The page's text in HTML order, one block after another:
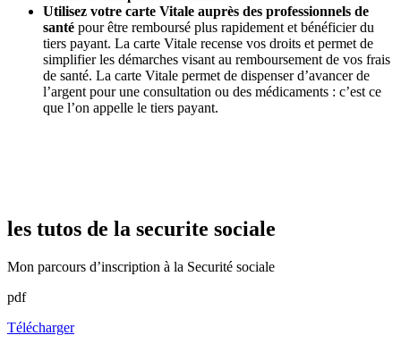
Utilisez votre carte Vitale auprès des professionnels de
santé pour être remboursé plus rapidement et bénéficier du
tiers payant. La carte Vitale recense vos droits et permet de
simplifier les démarches visant au remboursement de vos frais
de santé. La carte Vitale permet de dispenser d’avancer de
l’argent pour une consultation ou des médicaments : c’est ce
que l’on appelle le tiers payant.
les tutos de la securite sociale
Mon parcours d’inscription à la Securité sociale
pdf
Télécharger